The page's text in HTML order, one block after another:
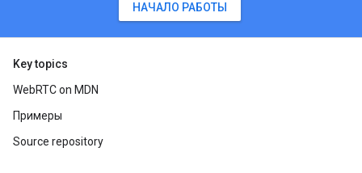
НАЧАЛО РАБОТЫ
Key topics
WebRTC on MDN
Примеры
Source repository